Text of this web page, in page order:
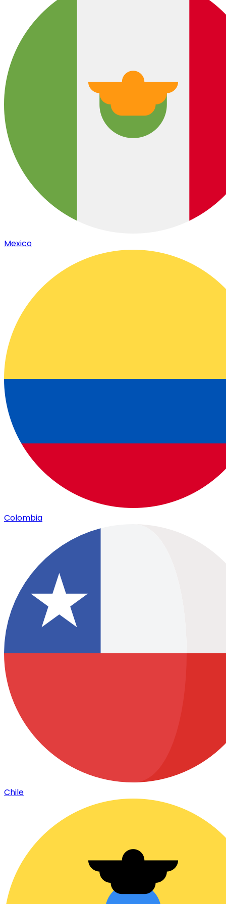
Mexico
Colombia
Chile